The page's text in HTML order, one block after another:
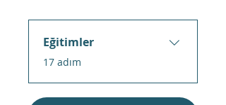
Eğitimler
.17 adım